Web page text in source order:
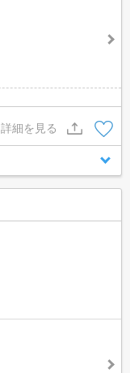
詳細を見る